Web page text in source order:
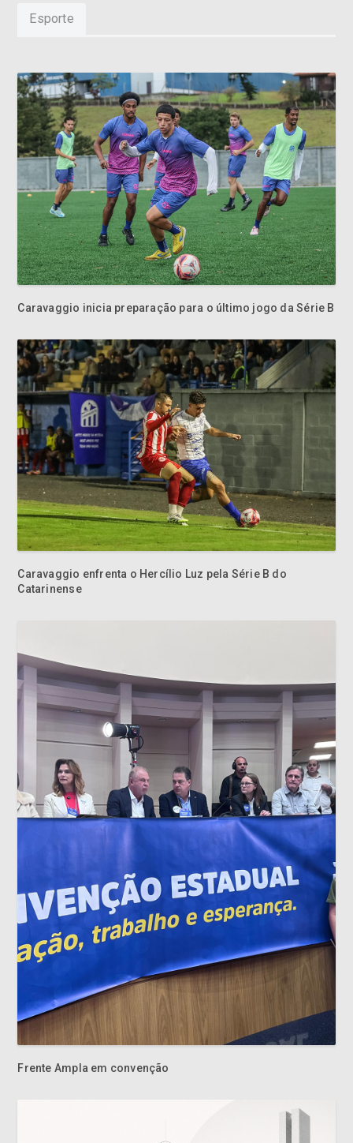
Esporte
Caravaggio inicia preparação para o último jogo da Série B
Caravaggio enfrenta o Hercílio Luz pela Série B do
Catarinense
Frente Ampla em convenção